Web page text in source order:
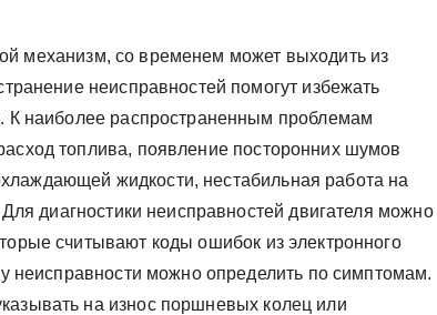
механизм, со временем может выходить из
неисправностей помогут избежать
К наиболее распространенным проблемам
топлива, появление посторонних шумов
жидкости, нестабильная работа на
диагностики неисправностей двигателя можно
считывают коды ошибок из электронного
неисправности можно определить по симптомам.
на износ поршневых колец или